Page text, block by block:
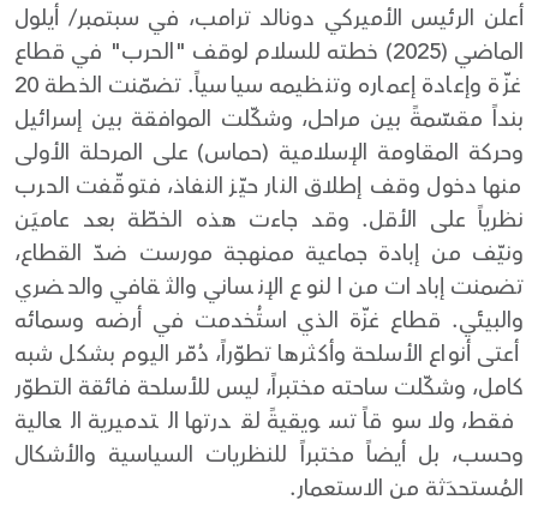
أعلن الرئيس الأميركي دونالد ترامب، في سبتمبر/ أيلول
الماضي (2025) خطته للسلام لوقف "الحرب" في قطاع
غزّة وإعادة إعماره وتنظيمه سياسياً. تضمّنت الخطة 20
بنداً مقسّمةً بين مراحل، وشكّلت الموافقة بين إسرائيل
وحركة المقاومة الإسلامية (حماس) على المرحلة الأولى
منها دخول وقف إطلاق النار حيّز النفاذ، فتوقّفت الحرب
نظرياً على الأقل. وقد جاءت هذه الخطّة بعد عاميَن
ونيّف من إبادة جماعية ممنهجة مورست ضدّ القطاع،
تضمنت إبادات من النوع الإنساني والثقافي والحضري
والبيئي. قطاع غزّة الذي استُخدمت في أرضه وسمائه
أعتى أنواع الأسلحة وأكثرها تطوّراً، دُمّر اليوم بشكل شبه
كامل، وشكّلت ساحته مختبراً، ليس للأسلحة فائقة التطوّر
فقط، ولا سوقاً تسويقيةً لقدرتها التدميرية العالية
وحسب، بل أيضاً مختبراً للنظريات السياسية والأشكال
المُستحدَثة من الاستعمار.